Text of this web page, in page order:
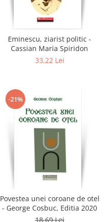
Eminescu, ziarist politic -
Cassian Maria Spiridon
33,22 Lei
-21%
Povestea unei coroane de otel
- George Cosbuc, Editia 2020
18,69 Lei